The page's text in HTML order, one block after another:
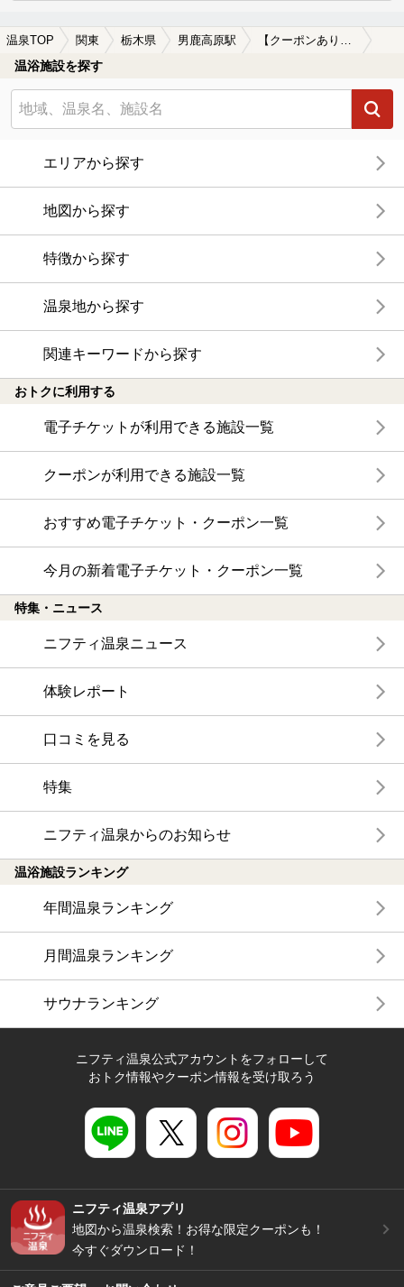
温泉TOP 関東 栃木県 男鹿高原駅 【クーポンあり】旅館で楽しめる男鹿高原駅近くの温泉、日帰り温泉、スーパー銭湯おすすめ
温浴施設を探す
エリアから探す
地図から探す
特徴から探す
温泉地から探す
関連キーワードから探す
おトクに利用する
電子チケットが利用できる施設一覧
クーポンが利用できる施設一覧
おすすめ電子チケット・クーポン一覧
今月の新着電子チケット・クーポン一覧
特集・ニュース
ニフティ温泉ニュース
体験レポート
口コミを見る
特集
ニフティ温泉からのお知らせ
温浴施設ランキング
年間温泉ランキング
月間温泉ランキング
サウナランキング
ニフティ温泉公式アカウントをフォローして
おトク情報やクーポン情報を受け取ろう
ニフティ温泉アプリ
地図から温泉検索！お得な限定クーポンも！
今すぐダウンロード！